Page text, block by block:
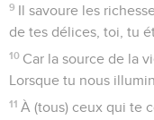
9 Il savoure les
de tes délices, toi, tu
10 Car la source de la
Lorsque tu nous
11 À (tous) ceux qui te